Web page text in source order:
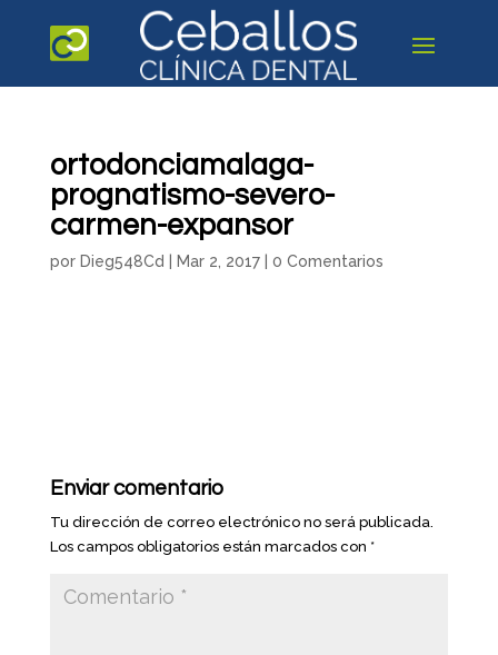
ortodonciamalaga-
prognatismo-severo-
carmen-expansor
por Dieg548Cd Mar 2, 2017| 0 Comentarios
Enviar comentario
Tu dirección de correo electrónico no será publicada.
Los campos obligatorios están marcados con *